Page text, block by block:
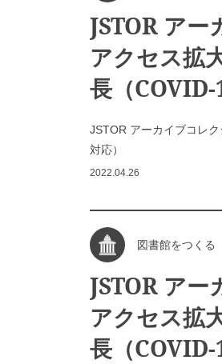
JSTOR アー
アクセス拡
長（COVID-
JSTOR アーカイブコレ
対応）
2022.04.26
図書館をつくる
JSTOR アー
アクセス拡
長（COVID-